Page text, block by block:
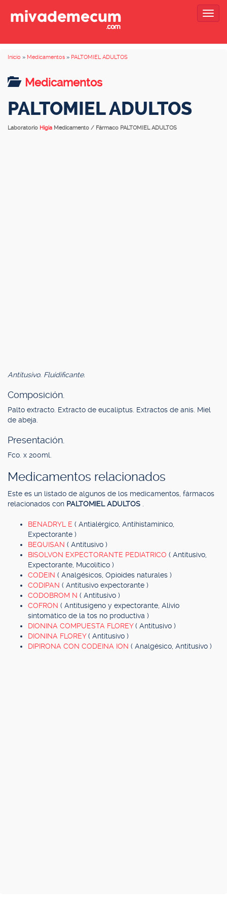
Inicio » Medicamentos » PALTOMIEL ADULTOS
Medicamentos
PALTOMIEL ADULTOS
Laboratorio Higia Medicamento / Fármaco PALTOMIEL ADULTOS
Antitusivo. Fluidificante.
Composición.
Palto extracto. Extracto de eucaliptus. Extractos de anís. Miel
de abeja.
Presentación.
Fco. x 200ml.
Medicamentos relacionados
Este es un listado de algunos de los medicamentos, fármacos
relacionados con PALTOMIEL ADULTOS
BENADRYL E ( Antialérgico, Antihistamínico,
Expectorante )
BEQUISAN ( Antitusivo )
BISOLVON EXPECTORANTE PEDIATRICO ( Antitusivo,
Expectorante, Mucolítico )
CODEIN ( Analgésicos, Opioides naturales )
CODIPAN ( Antitusivo expectorante )
CODOBROM N ( Antitusivo )
COFRON ( Antitusígeno y expectorante, Alivio
sintomático de la tos no productiva )
DIONINA COMPUESTA FLOREY( Antitusivo )
DIONINA FLOREY( Antitusivo )
DIPIRONA CON CODEINA ION ( Analgésico, Antitusivo )